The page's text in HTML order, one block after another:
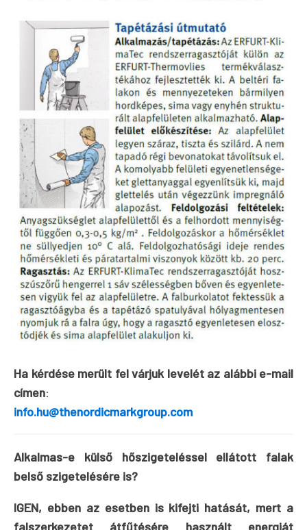
Ha kérdése merült fel várjuk levelét az alábbi e-mail
címen:
info.hu@thenordicmarkgroup.com
Alkalmas-e külső hőszigeteléssel ellátott falak
belső szigetelésére is?
IGEN, ebben az esetben is kifejti hatását, mert a
falszerkezetet átfűtésére használt energiát